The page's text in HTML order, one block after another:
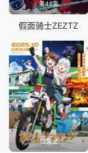
第46集
假面骑士ZEZTZ
12集全